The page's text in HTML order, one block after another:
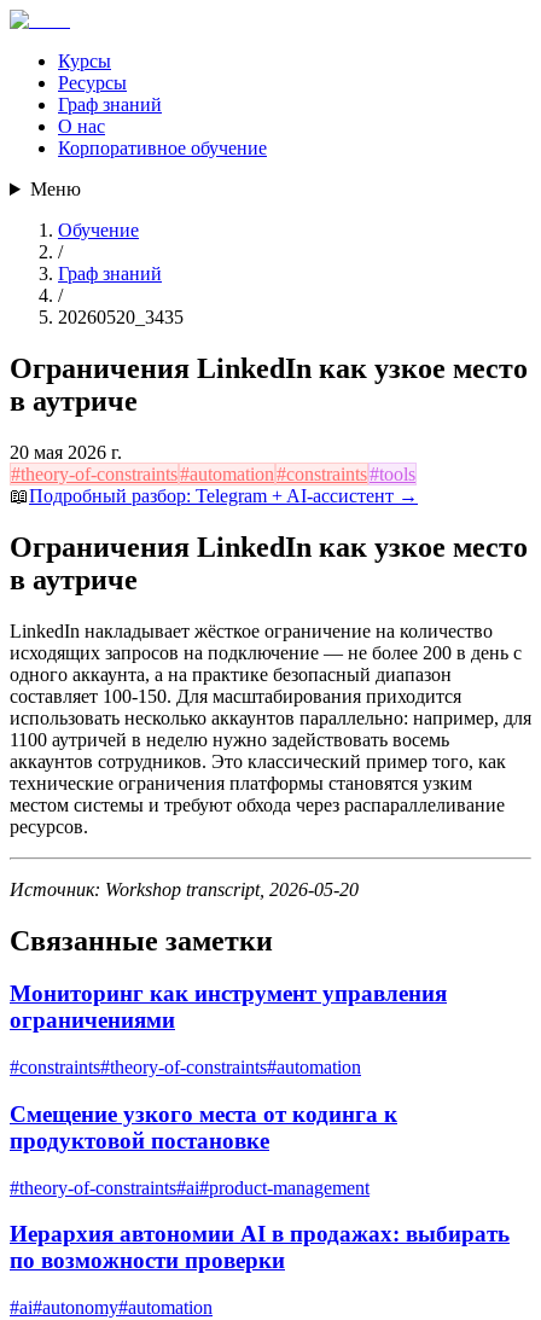
Курсы
Ресурсы
Граф знаний
О нас
Корпоративное обучение
Меню
Обучение
/
Граф знаний
/
20260520_3435
Ограничения LinkedIn как узкое место
в аутриче
20 мая 2026 г.
#theory-of-constraints#automation#constraints#tools
📖Подробный разбор: Telegram + AI-ассистент →
Ограничения LinkedIn как узкое место
в аутриче
LinkedIn накладывает жёсткое ограничение на количество
исходящих запросов на подключение — не более 200 в день с
одного аккаунта, а на практике безопасный диапазон
составляет 100-150. Для масштабирования приходится
использовать несколько аккаунтов параллельно: например, для
1100 аутричей в неделю нужно задействовать восемь
аккаунтов сотрудников. Это классический пример того, как
технические ограничения платформы становятся узким
местом системы и требуют обхода через распараллеливание
ресурсов.
Источник: Workshop transcript, 2026-05-20
Связанные заметки
Мониторинг как инструмент управления
ограничениями
#constraints#theory-of-constraints#automation
Смещение узкого места от кодинга к
продуктовой постановке
#theory-of-constraints#ai#product-management
Иерархия автономии AI в продажах: выбирать
по возможности проверки
#ai#autonomy#automation